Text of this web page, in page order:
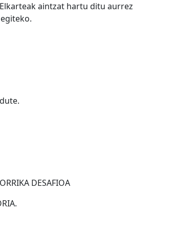
aintzat hartu ditu aurrez
DESAFIOA